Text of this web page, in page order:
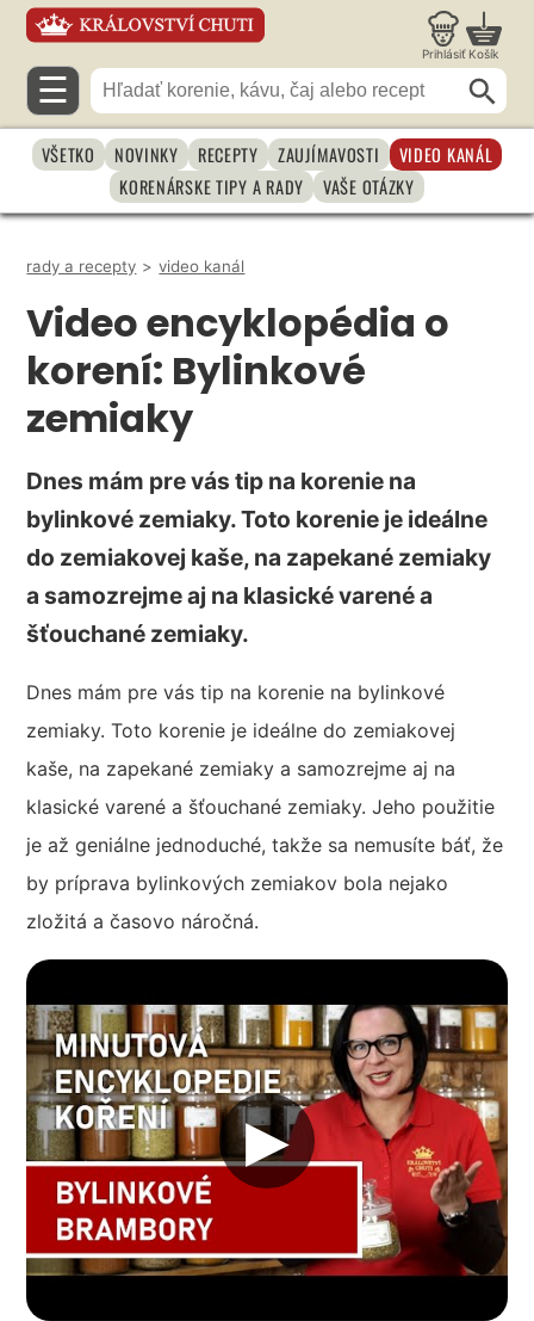
Prihlásiť Košík
☰
VŠETKO NOVINKY RECEPTY ZAUJÍMAVOSTI
VIDEO KANÁL
KORENÁRSKE TIPY A RADY
VAŠE OTÁZKY
rady a recepty > video kanál
Video encyklopédia o
korení: Bylinkové
zemiaky
Dnes mám pre vás tip na korenie na
bylinkové zemiaky. Toto korenie je ideálne
do zemiakovej kaše, na zapekané zemiaky
a samozrejme aj na klasické varené a
šťouchané zemiaky.
Dnes mám pre vás tip na korenie na bylinkové
zemiaky. Toto korenie je ideálne do zemiakovej
kaše, na zapekané zemiaky a samozrejme aj na
klasické varené a šťouchané zemiaky. Jeho použitie
je až geniálne jednoduché, takže sa nemusíte báť, že
by príprava bylinkových zemiakov bola nejako
zložitá a časovo náročná.
▶︎